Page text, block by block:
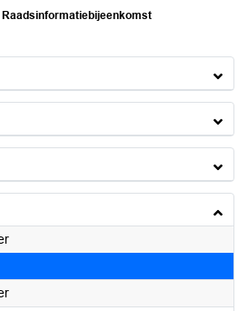
Raadsinformatiebijeenkomst
2023
2023